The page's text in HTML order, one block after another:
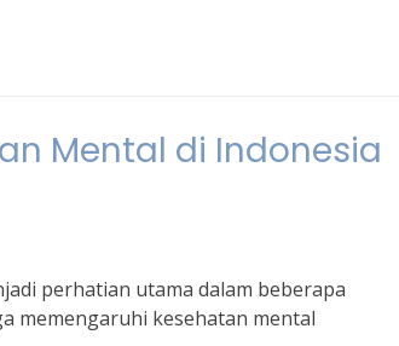
Mental di Indonesia
perhatian utama dalam beberapa
memengaruhi kesehatan mental